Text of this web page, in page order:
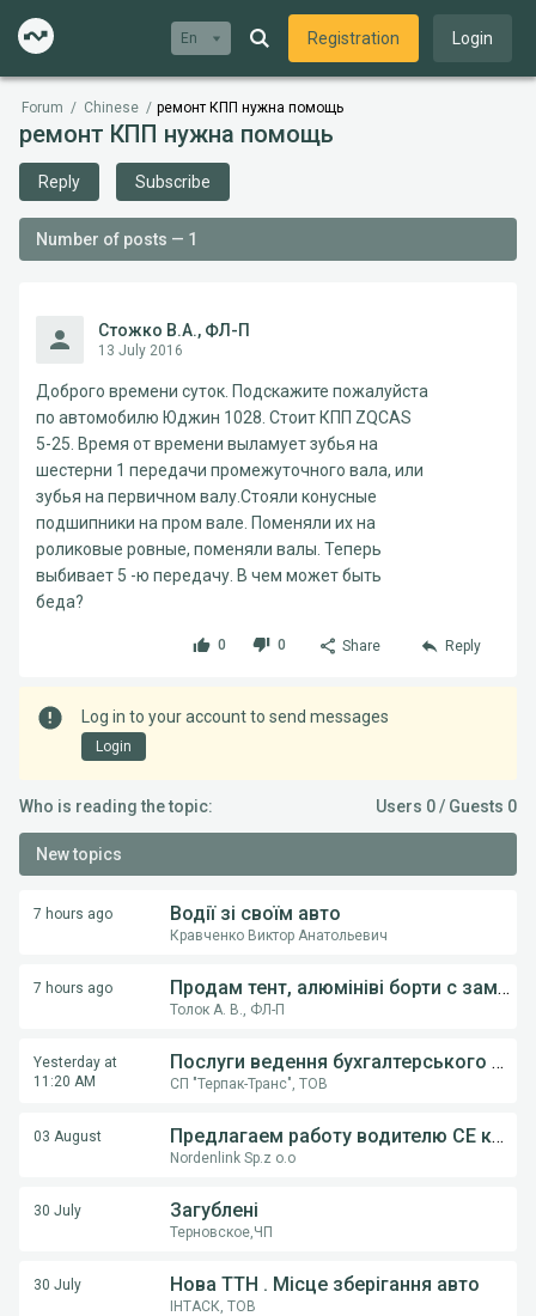
En Registration Login
Forum / Chinese / ремонт КПП нужна помощь
ремонт КПП нужна помощь
Reply Subscribe
Number of posts — 1
Стожко В.А., ФЛ-П
13 July 2016
Доброго времени суток. Подскажите пожалуйста
по автомобилю Юджин 1028. Стоит КПП ZQCAS
5-25. Время от времени выламует зубья на
шестерни 1 передачи промежуточного вала, или
зубья на первичном валу.Стояли конусные
подшипники на пром вале. Поменяли их на
роликовые ровные, поменяли валы. Теперь
выбивает 5 -ю передачу. В чем может быть
беда?
0 0 Share Reply
Log in to your account to send messages
Login
Who is reading the topic: Users 0 / Guests 0
New topics
7 hours ago Водії зі своїм авто
Кравченко Виктор Анатольевич
7 hours ago Продам тент, алюмініві борти с замками, на напівпричіпи KOGEL, Krona.
Толок А. В., ФЛ-П
Yesterday at
11:20 AM
Послуги ведення бухгалтерського обліку ФОП,ТОВ
СП "Терпак-Транс", ТОВ
03 August Предлагаем работу водителю СE категории на грузовом автовозе
Nordenlink Sp.z o.o
30 July Загублені
Терновское,ЧП
30 July Нова ТТН . Місце зберігання авто
ІНТАСК, ТОВ